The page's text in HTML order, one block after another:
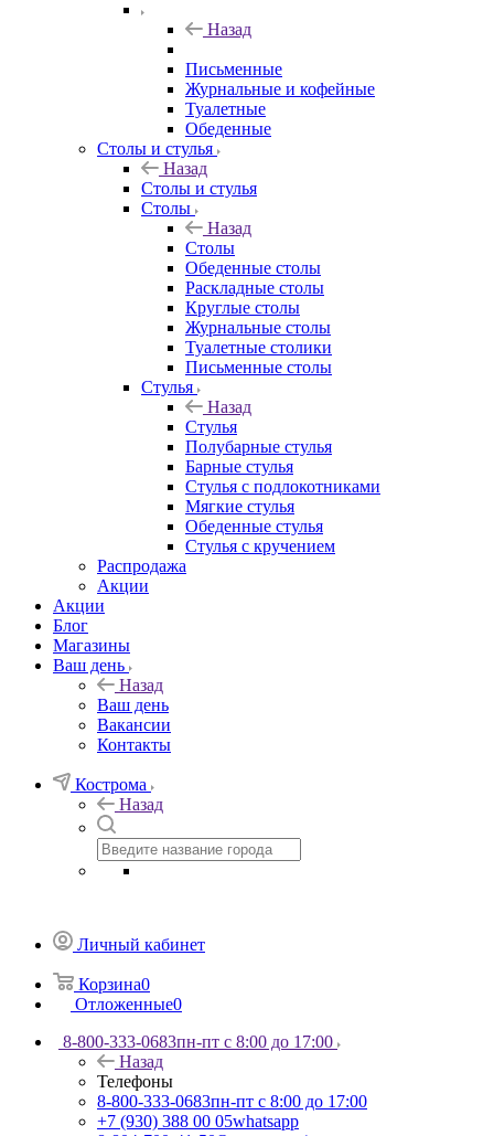
Назад
Письменные
Журнальные и кофейные
Туалетные
Обеденные
Столы и стулья
Назад
Столы и стулья
Столы
Назад
Столы
Обеденные столы
Раскладные столы
Круглые столы
Журнальные столы
Туалетные столики
Письменные столы
Стулья
Назад
Стулья
Полубарные стулья
Барные стулья
Стулья с подлокотниками
Мягкие стулья
Обеденные стулья
Стулья с кручением
Распродажа
Акции
Акции
Блог
Магазины
Ваш день
Назад
Ваш день
Вакансии
Контакты
Кострома
Назад
Личный кабинет
Корзина0
Отложенные0
8-800-333-0683пн-пт с 8:00 до 17:00
Назад
Телефоны
8-800-333-0683пн-пт с 8:00 до 17:00
+7 (930) 388 00 05whatsapp